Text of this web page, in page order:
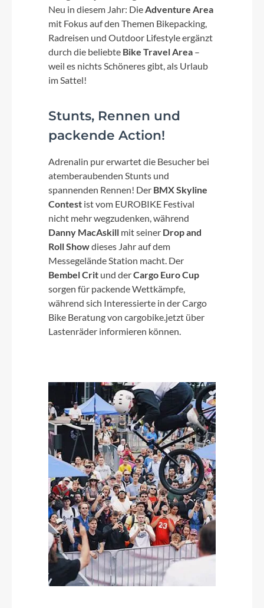
Neu in diesem Jahr: Die Adventure Area
mit Fokus auf den Themen Bikepacking,
Radreisen und Outdoor Lifestyle ergänzt
durch die beliebte Bike Travel Area –
weil es nichts Schöneres gibt, als Urlaub
im Sattel!
Stunts, Rennen und
packende Action!
Adrenalin pur erwartet die Besucher bei
atemberaubenden Stunts und
spannenden Rennen! Der BMX Skyline
Contest ist vom EUROBIKE Festival
nicht mehr wegzudenken, während
Danny MacAskill mit seiner Drop and
Roll Showdieses Jahr auf dem
Messegelände Station macht. Der
Bembel Crit und derCargo Euro Cup
sorgen für packende Wettkämpfe,
während sich Interessierte in der Cargo
Bike Beratung von cargobike.jetzt über
Lastenräder informieren können.